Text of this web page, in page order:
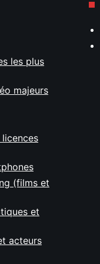
les plus
majeurs
(films et
et
acteurs